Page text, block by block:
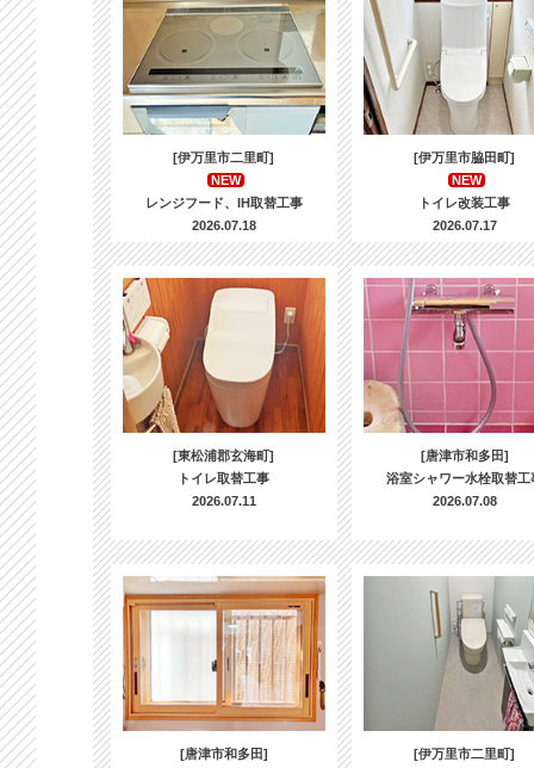
[伊万里市二里町]
NEW
レンジフード、IH取替工事
2026.07.18
[伊万里市脇田町]
NEW
トイレ改装工事
2026.07.17
[東松浦郡玄海町]
トイレ取替工事
2026.07.11
[唐津市和多田]
浴室シャワー水栓取替工
2026.07.08
[唐津市和多田]
[伊万里市二里町]